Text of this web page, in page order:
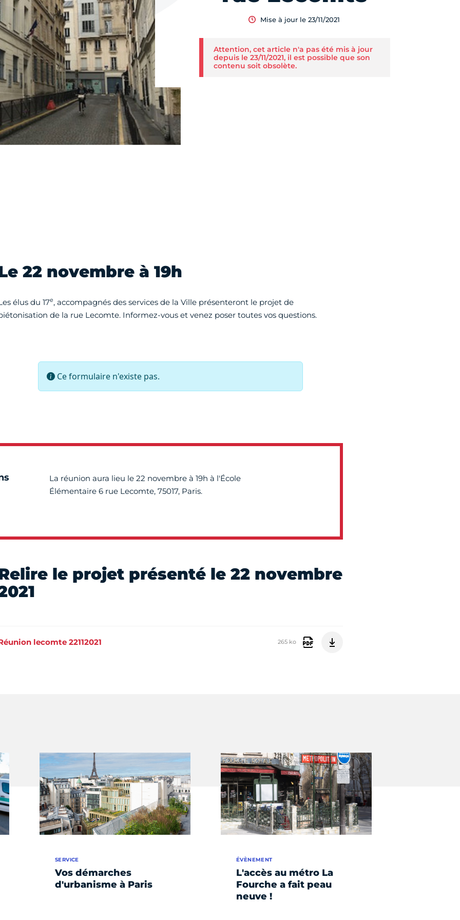
Mise à jour le 23/11/2021
Attention, cet article n'a pas été mis à jour
depuis le 23/11/2021, il est possible que son
contenu soit obsolète.
22 novembre à 19h
élus du 17e, accompagnés des services de la Ville présenteront le projet de
de la rue Lecomte. Informez-vous et venez poser toutes vos questions.
La réunion aura lieu le 22 novembre à 19h à l'École
Élémentaire 6 rue Lecomte, 75017, Paris.
le projet présenté le 22 novembre
lecomte 22112021 265 ko
Vos démarches
d'urbanisme à Paris
SERVICE
L'accès au métro La
Fourche a fait peau
neuve !
ÉVÈNEMENT